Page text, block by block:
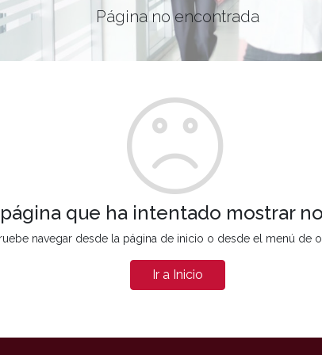
Página no encontrada
que ha intentado mostrar
navegar desde la página de inicio o desde el menú de
Ir a Inicio